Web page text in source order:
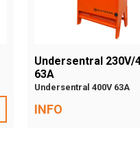
Undersentral 230V/
63A
Undersentral 400V 63A
INFO